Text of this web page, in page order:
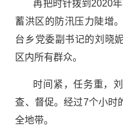
再把时针拨到2020
蓄洪区的防汛压力陡增
台乡党委副书记的刘晓
区内所有群众。
时间紧，任务重，
查、督促。经过7个小时
全地带。